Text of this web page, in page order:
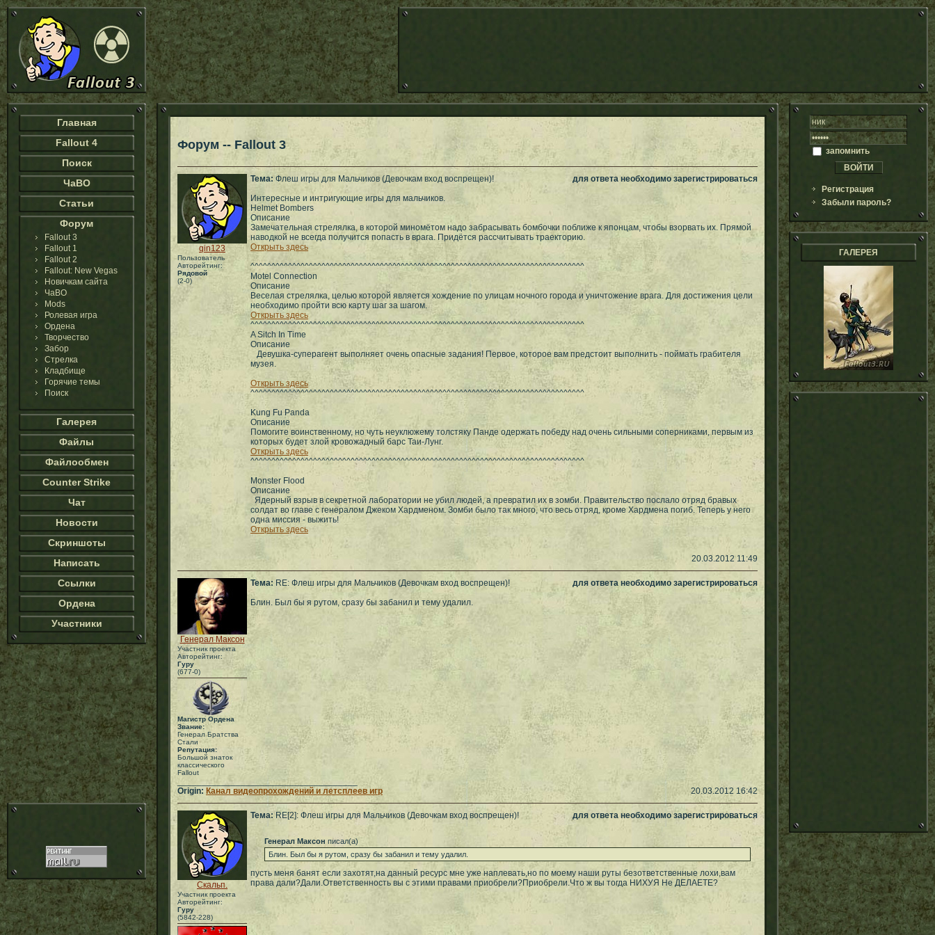
Главная
Fallout 4
Поиск
ЧаВО
Статьи
Форум
Fallout 3
Fallout 1
Fallout 2
Fallout: New Vegas
Новичкам сайта
ЧаВО
Mods
Ролевая игра
Ордена
Творчество
Забор
Стрелка
Кладбище
Горячие темы
Поиск
Галерея
Файлы
Файлообмен
Counter Strike
Чат
Новости
Скриншоты
Написать
Ссылки
Ордена
Участники
Форум -- Fallout 3
qin123
Пользователь
Авторейтинг:
Рядовой
(2-0)
Тема: Флеш игры для Мальчиков (Девочкам вход воспрещен)!
для ответа необходимо зарегистрироваться
Интересные и интригующие игры для мальчиков.
Нelmet Bombers
Описание
Замечательная стрелялка, в которой миномётом надо забрасывать бомбочки поближе к японцам, чтобы взорвать их. Прямой
наводкой не всегда получится попасть в врага. Придётся рассчитывать траекторию.
Открыть здесь
^^^^^^^^^^^^^^^^^^^^^^^^^^^^^^^^^^^^^^^^^^^^^^^^^^^^^^^^^^^^^^^^^^^^^^^^^^^^^^^^
Motel Connection
Описание
Веселая стрелялка, целью которой является хождение по улицам ночного города и уничтожение врага. Для достижения цели
необходимо пройти всю карту шаг за шагом.
Открыть здесь
^^^^^^^^^^^^^^^^^^^^^^^^^^^^^^^^^^^^^^^^^^^^^^^^^^^^^^^^^^^^^^^^^^^^^^^^^^^^^^^^
A Sitch In Time
Описание
Девушка-суперагент выполняет очень опасные задания! Первое, которое вам предстоит выполнить - поймать грабителя
музея.
Открыть здесь
^^^^^^^^^^^^^^^^^^^^^^^^^^^^^^^^^^^^^^^^^^^^^^^^^^^^^^^^^^^^^^^^^^^^^^^^^^^^^^^^
Kung Fu Panda
Описание
Помогите воинственному, но чуть неуклюжему толстяку Панде одержать победу над очень сильными соперниками, первым из
которых будет злой кровожадный барс Таи-Лунг.
Открыть здесь
^^^^^^^^^^^^^^^^^^^^^^^^^^^^^^^^^^^^^^^^^^^^^^^^^^^^^^^^^^^^^^^^^^^^^^^^^^^^^^^^
Monster Flood
Описание
Ядерный взрыв в секретной лаборатории не убил людей, а превратил их в зомби. Правительство послало отряд бравых
солдат во главе с генералом Джеком Хардменом. Зомби было так много, что весь отряд, кроме Хардмена погиб. Теперь у него
одна миссия - выжить!
Открыть здесь
20.03.2012 11:49
Генерал Максон
Участник проекта
Авторейтинг:
Гуру
(677-0)
Магистр Ордена
Звание:
Генерал Братства
Стали
Репутация:
Большой знаток
классического
Fallout
Тема: RE: Флеш игры для Мальчиков (Девочкам вход воспрещен)!
для ответа необходимо зарегистрироваться
Блин. Был бы я рутом, сразу бы забанил и тему удалил.
_____________________________________
Origin: Канал видеопрохождений и летсплеев игр 20.03.2012 16:42
Скальп.
Участник проекта
Авторейтинг:
Гуру
(5842-228)
Тема: RE[2]: Флеш игры для Мальчиков (Девочкам вход воспрещен)! для ответа необходимо зарегистрироваться
Генерал Максон писал(а)
Блин. Был бы я рутом, сразу бы забанил и тему удалил.
пусть меня банят если захотят,на данный ресурс мне уже наплевать,но по моему наши руты безответственные лохи,вам
права дали?Дали.Ответственность вы с этими правами приобрели?Приобрели.Что ж вы тогда НИХУЯ Не ДЕЛАЕТЕ?
запомнить
Регистрация
Забыли пароль?
ГАЛЕРЕЯ